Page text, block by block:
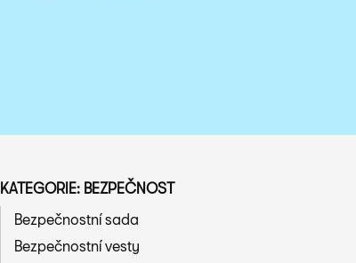
KATEGORIE: BEZPEČNOST
Bezpečnostní sada
Bezpečnostní vesty